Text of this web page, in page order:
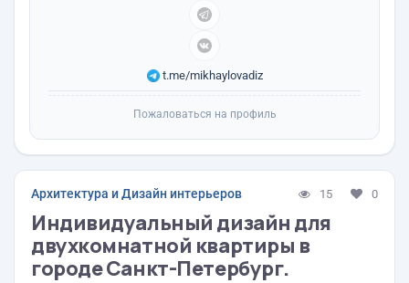
t.me/mikhaylovadiz
Пожаловаться на профиль
Архитектура и Дизайн интерьеров 15 0
Индивидуальный дизайн для
двухкомнатной квартиры в
городе Санкт-Петербург.